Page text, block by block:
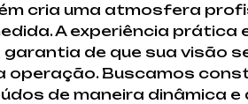
cria uma atmosfera
A experiência
de que sua visão
operação. Buscamos
de maneira dinâmica e